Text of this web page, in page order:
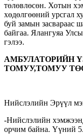
төлөвлөсөн. Хотын
хөдөлгөөний урсгал
буй замын засвараас
байгаа. Ялангуяа
гэлээ.
АМБУЛАТОРИЙН
ТОМУУ,ТОМУУ
Нийслэлийн Эрүүл
-Нийслэлийн
орчим байна. Үүний